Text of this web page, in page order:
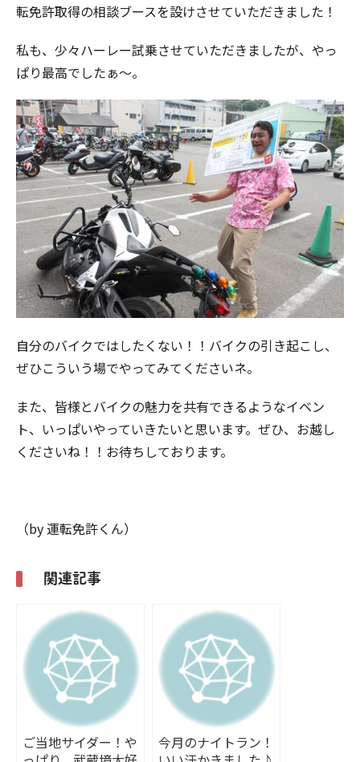
転免許取得の相談ブースを設けさせていただきました！
私も、少々ハーレー試乗させていただきましたが、やっ
ぱり最高でしたぁ～。
自分のバイクではしたくない！！バイクの引き起こし、
ぜひこういう場でやってみてくださいネ。
また、皆様とバイクの魅力を共有できるようなイベン
ト、いっぱいやっていきたいと思います。ぜひ、お越し
くださいね！！お待ちしております。
（by 運転免許くん）
関連記事
ご当地サイダー！や
今月のナイトラン！